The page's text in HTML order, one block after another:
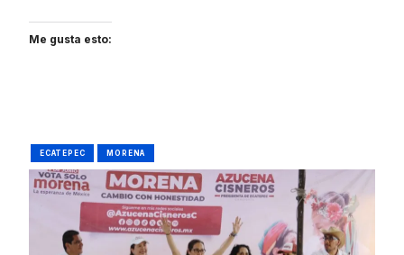
Me gusta esto:
ECATEPEC MORENA